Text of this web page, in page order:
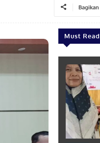
Bagikan
Must Read